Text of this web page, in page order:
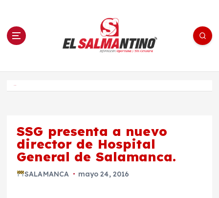
n El Salmantino - medios/noticias/editorial
SSG presenta a nuevo
director de Hospital
General de Salamanca.
SALAMANCA mayo 24, 2016